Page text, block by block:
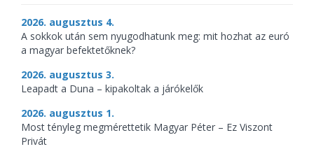
2026. augusztus 4.
A sokkok után sem nyugodhatunk meg: mit hozhat az euró
a magyar befektetőknek?
2026. augusztus 3.
Leapadt a Duna – kipakoltak a járókelők
2026. augusztus 1.
Most tényleg megmérettetik Magyar Péter – Ez Viszont
Privát